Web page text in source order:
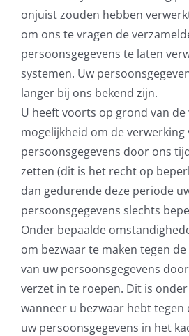
onjuist zouden hebben
om ons te vragen de
persoonsgegevens te laten
systemen. Uw
langer bij ons bekend zijn.
U heeft voorts op grond van de
mogelijkheid om de verwerking
persoonsgegevens door ons
zetten (dit is het recht op
dan gedurende deze periode
persoonsgegevens slechts
Onder bepaalde
om bezwaar te maken tegen
van uw persoonsgegevens
verzet in te roepen. Dit is
wanneer u bezwaar hebt tegen
uw persoonsgegevens in het